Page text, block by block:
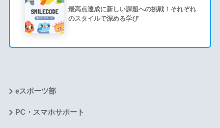
最高点達成に新しい課題への挑戦！それぞれ
のスタイルで深める学び
eスポーツ部
PC・スマホサポート